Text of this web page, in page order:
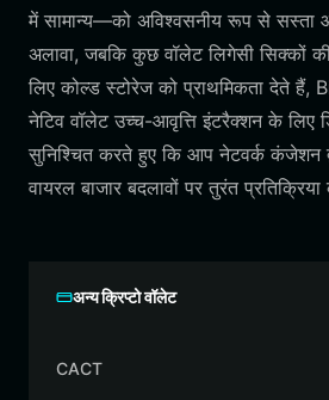
में सामान्य—को अविश्वसनीय रूप से
अलावा, जबकि कुछ वॉलेट लिगेसी सिक्कों की
लिए कोल्ड स्टोरेज को प्राथमिकता देते हैं,
नेटिव वॉलेट उच्च-आवृत्ति इंटरैक्शन के लिए
सुनिश्चित करते हुए कि आप नेटवर्क कंजेशन
वायरल बाजार बदलावों पर तुरंत
अन्य क्रिप्टो वॉलेट
CACT